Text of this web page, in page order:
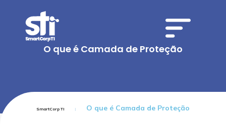
O que é Camada de Proteção
SmartCorp TI O que é Camada de Proteção